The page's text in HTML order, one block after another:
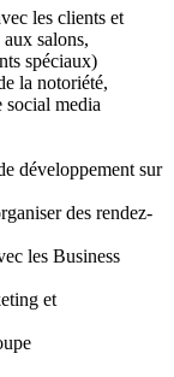
les clients et
salons,
spéciaux)
la notoriété,
social media
développement sur
des rendez-
les Business
et